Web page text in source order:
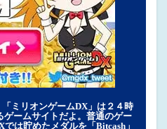
ミリオンゲームDX」は２４時
ゲームサイトだよ。普通のゲー
は貯めたメダルを「Bitcash」